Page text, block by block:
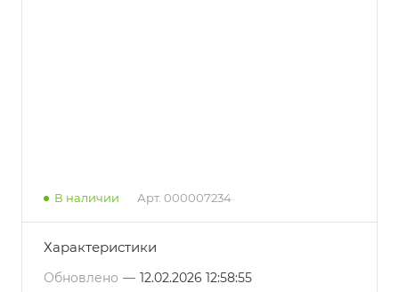
В наличии Арт. 000007234
Характеристики
Обновлено — 12.02.2026 12:58:55